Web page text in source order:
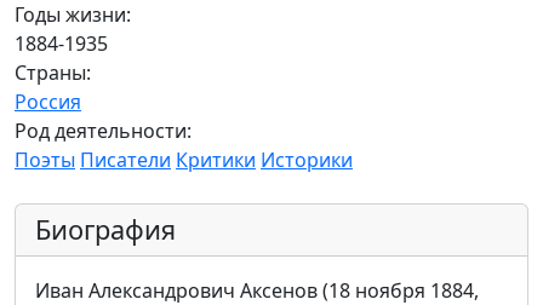
Годы жизни:
1884-1935
Страны:
Россия
Род деятельности:
Поэты Писатели Критики Историки
Биография
Иван Александрович Аксенов (18 ноября 1884,